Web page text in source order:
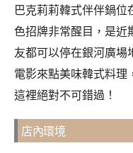
巴克莉莉韓式伴伴鍋
色招牌非常醒目，是近
友都可以停在銀河廣場
電影來點美味韓式料理
這裡絕對不可錯過！
店內環境